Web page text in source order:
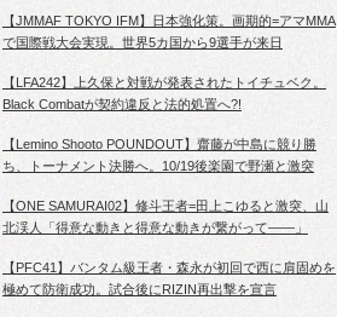
【JMMAF TOKYO IFM】日本強化策。画期的=アマMMA
で国際戦大会実現。世界5カ国から9選手が来日
【LFA242】上久保と対戦が発表されたトイチュベク。
Black Combatが契約違反と法的処置へ?!
【Lemino Shooto POUNDOUT】齋藤が中島に競り勝
ち、トーナメント決勝へ。10/19後楽園で野瀬と激突
【ONE SAMURAI02】修斗王者=田上こゆると激突、山
北渓人「得意な動きと得意な動きが繋がって――」
【PFC41】バンタム級王者・森永が初回で西に肩固めを
極めて防衛成功。試合後にRIZIN再出撃を宣言